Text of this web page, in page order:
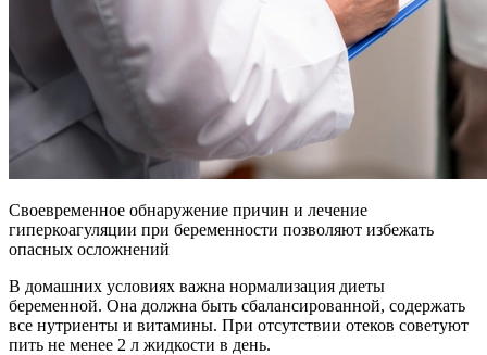
Своевременное обнаружение причин и лечение
гиперкоагуляции при беременности позволяют избежать
опасных осложнений
В домашних условиях важна нормализация диеты
беременной. Она должна быть сбалансированной, содержать
все нутриенты и витамины. При отсутствии отеков советуют
пить не менее 2 л жидкости в день.